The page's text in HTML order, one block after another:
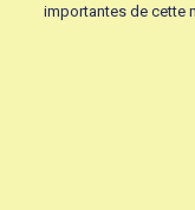
importantes de cette